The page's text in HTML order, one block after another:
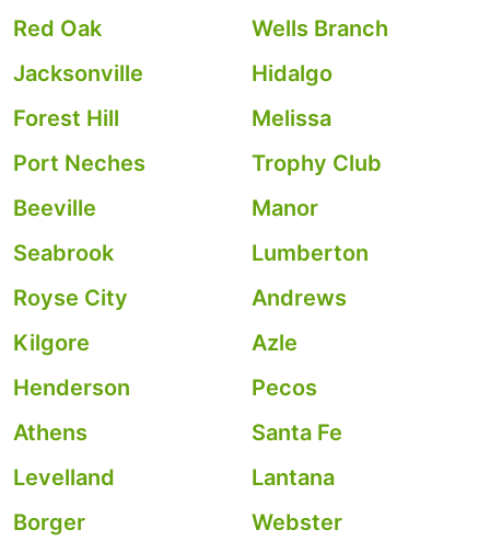
Red Oak
Wells Branch
Jacksonville
Hidalgo
Forest Hill
Melissa
Port Neches
Trophy Club
Beeville
Manor
Seabrook
Lumberton
Royse City
Andrews
Kilgore
Azle
Henderson
Pecos
Athens
Santa Fe
Levelland
Lantana
Borger
Webster